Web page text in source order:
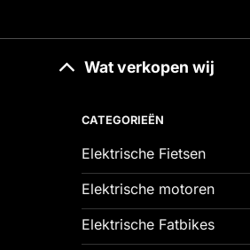
Wat verkopen wij
CATEGORIEËN
Elektrische Fietsen
Elektrische motoren
Elektrische Fatbikes